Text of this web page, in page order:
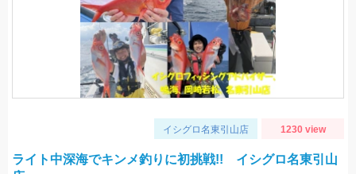
イシグロ名東引山店 1230 view
ライト中深海でキンメ釣りに初挑戦!! イシグロ名東引山